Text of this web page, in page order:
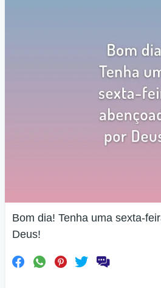
Bom dia! Tenha uma sexta-
Deus!